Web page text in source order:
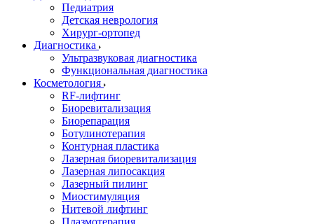
Педиатрия
Детская неврология
Хирург-ортопед
Диагностика
Ультразвуковая диагностика
Функциональная диагностика
Косметология
RF-лифтинг
Биоревитализация
Биорепарация
Ботулинотерапия
Контурная пластика
Лазерная биоревитализация
Лазерная липосакция
Лазерный пилинг
Миостимуляция
Нитевой лифтинг
Плазмотерапия